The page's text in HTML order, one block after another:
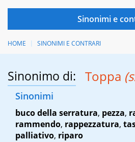
HOME SINONIMI E CONTRARI
Sinonimo di: Toppa
Sinonimi
buco della serratura, pezza,
rammendo, rappezzatura,
palliativo, riparo